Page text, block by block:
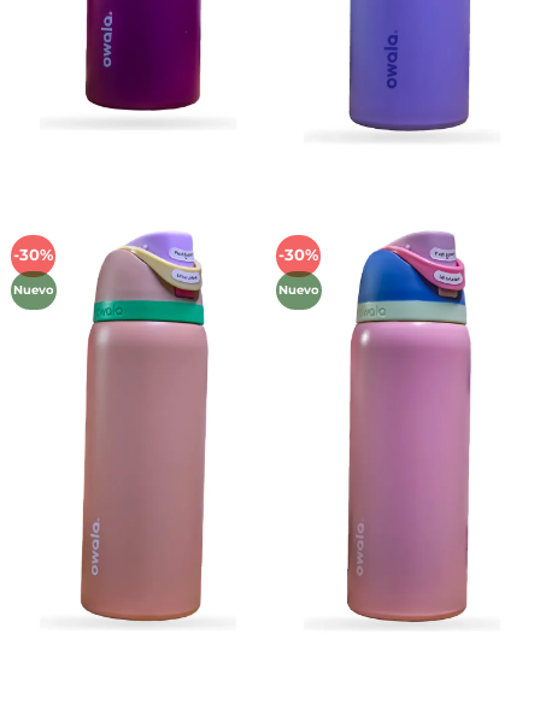
-30%
Nuevo
Añadir
lista de
deseos
-30%
Nuevo
Añadir
lista de
deseos